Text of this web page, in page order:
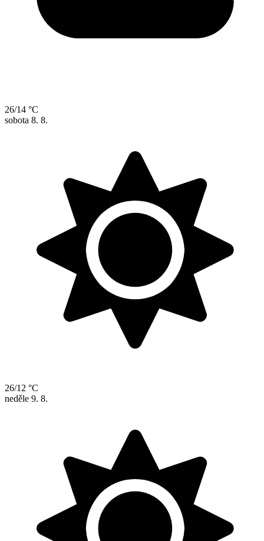
26/14 °C
sobota 8. 8.
26/12 °C
neděle 9. 8.